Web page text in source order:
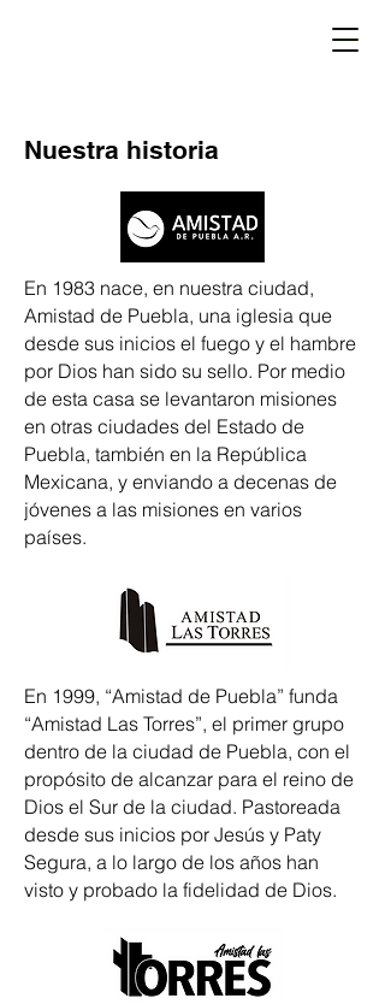
Nuestra historia
En 1983 nace, en nuestra ciudad,
Amistad de Puebla, una iglesia que
desde sus inicios el fuego y el hambre
por Dios han sido su sello. Por medio
de esta casa se levantaron misiones
en otras ciudades del Estado de
Puebla, también en la República
Mexicana, y enviando a decenas de
jóvenes a las misiones en varios
países.
En 1999, “Amistad de Puebla” funda
“Amistad Las Torres”, el primer grupo
dentro de la ciudad de Puebla, con el
propósito de alcanzar para el reino de
Dios el Sur de la ciudad. Pastoreada
desde sus inicios por Jesús y Paty
Segura, a lo largo de los años han
visto y probado la fidelidad de Dios.